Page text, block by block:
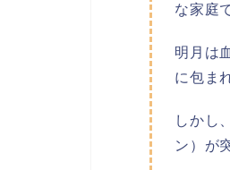
な家庭
明月は
に包ま
しかし
ン）が